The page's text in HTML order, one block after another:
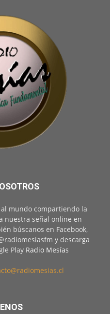
mundo compartiendo la
nuestra señal online en
búscanos en Facebook,
y descarga
Play Radio Mesías